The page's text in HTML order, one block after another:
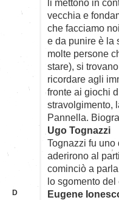
li mettono in
vecchia e
che facciamo
e da punire è la
molte persone
stare), si
ricordare agli
fronte ai giochi
stravolgimento,
Pannella.
Ugo Tognazzi
Tognazzi fu
aderirono al
cominciò a
lo sgomento del
Eugene
D